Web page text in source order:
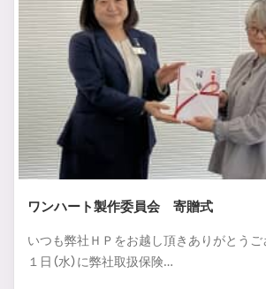
ワンハート製作委員会 寄贈式
いつも弊社ＨＰをお越し頂きありがとうご
１日（水）に弊社取扱保険…